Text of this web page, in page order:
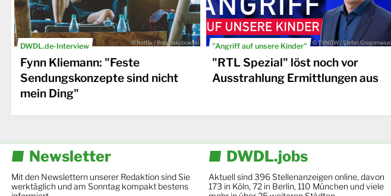
DWDL.de-Interview © Netflix / Brian Jakubowski
Fynn Kliemann: "Feste
Sendungskonzepte sind nicht
mein Ding"
"Angriff auf unsere Kinder" © TVNOW / Stefan Gregorowius
"RTL Spezial" löst noch vor
Ausstrahlung Ermittlungen aus
Newsletter
Mit den Newslettern unserer Redaktion sind Sie
werktäglich und am Sonntag kompakt bestens
DWDL.jobs
Aktuell sind 396 Stellenanzeigen online, davon
173 in Köln, 72 in Berlin, 110 München und viele